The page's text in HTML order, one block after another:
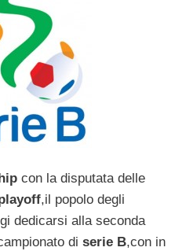
con la disputata delle
,il popolo degli
dedicarsi alla seconda
di serie B,con in